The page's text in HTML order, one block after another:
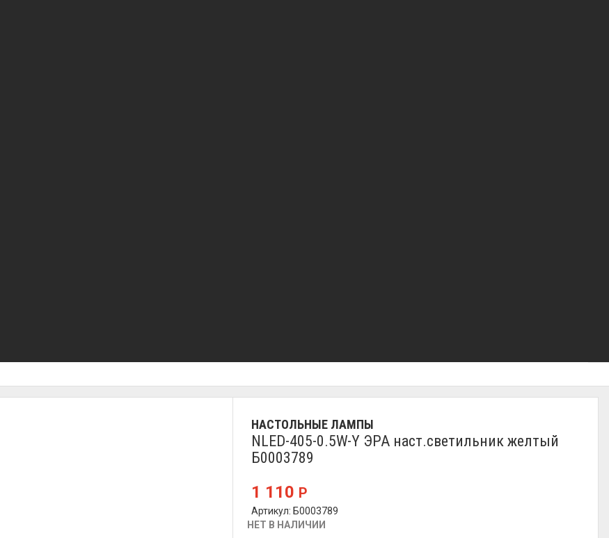
НАСТОЛЬНЫЕ ЛАМПЫ
NLED-405-0.5W-Y ЭРА наст.светильник желтый
Б0003789
1 110 Р
Артикул: Б0003789
НЕТ В НАЛИЧИИ